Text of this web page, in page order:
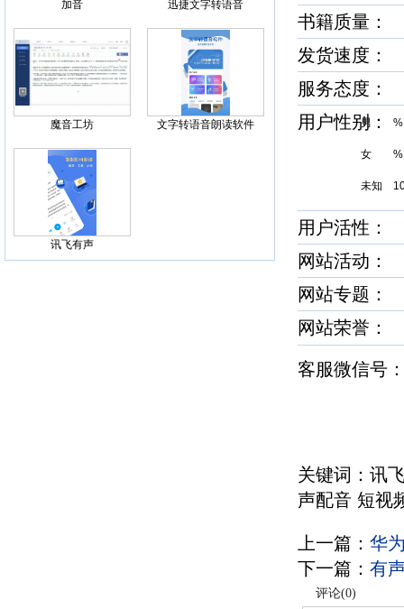
加音 迅捷文字转语音
魔音工坊 文字转语音朗读软件
讯飞有声
书籍质量
发货速度
服务态度
用户性别
男 %
女 %
未知
用户活性
网站活动：
网站专题：
网站荣誉
客服微信号
关键词：讯
声配音 短视
上一篇： 华
下一篇： 有
评论(0)